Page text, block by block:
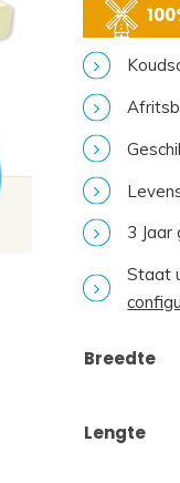
3 Jaar
Staat
Breedte
Lengte